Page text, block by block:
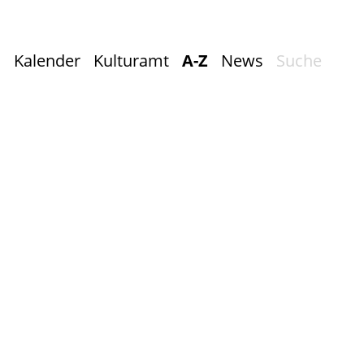
Kalender Kulturamt A-Z News Suche